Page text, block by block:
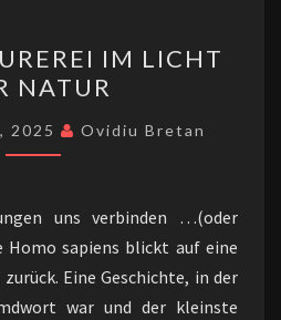
FREIMAUREREI
IM
LICHT
DER
IM LICHT
NATUR
2025 Ovidiu Bretan
uns verbinden …(oder
Homo sapiens blickt auf eine
Eine Geschichte, in der
war und der kleinste